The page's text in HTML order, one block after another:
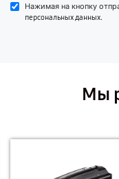
Нажимая на кнопку
персональных данных.
Мы